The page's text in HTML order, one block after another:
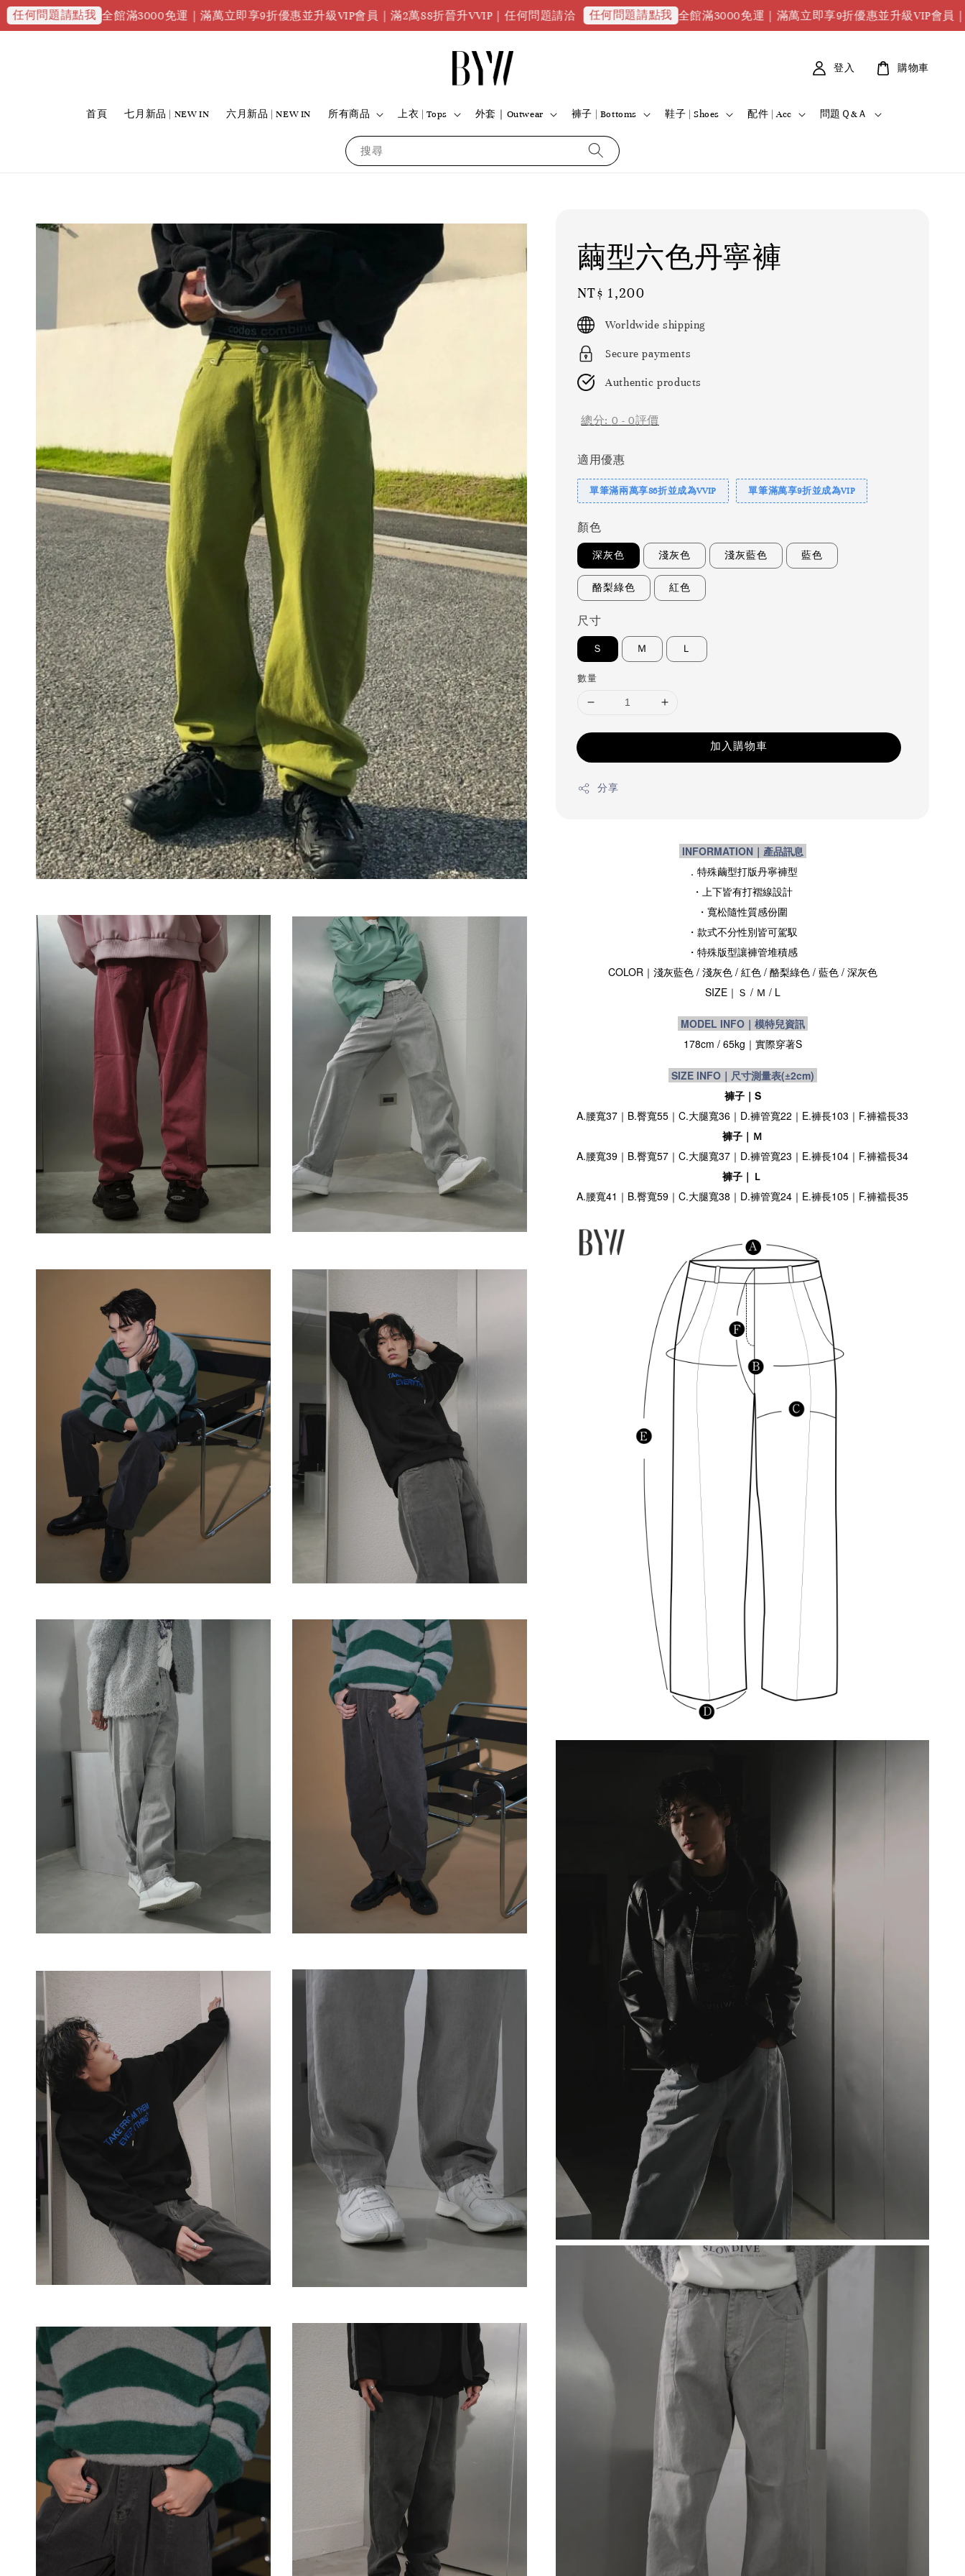
請點我 全館滿3000免運｜滿萬立即享9折優惠並升級VIP會員｜滿2萬88折晉升VVIP｜任何問題請洽 任何問題請點我 全館滿3000免運｜滿萬立即享9折優惠並升級VIP會員｜滿2萬
搜尋
首頁 七月新品 | NEW IN 六月新品 | NEW IN 所有商品 上衣 | Tops 外套｜Outwear 褲子 | Bottoms 鞋子 | Shoes 配件 | Acc 問題Ｑ&Ａ
登入 購物車
繭型六色丹寧褲
Regular
price
NT$ 1,200
Worldwide shipping
Secure payments
Authentic products
總分: 0 -0評價
適用優惠
單筆滿兩萬享86折並成為VVIP 單筆滿萬享9折並成為VIP
顏色
深灰色 淺灰色 淺灰藍色 藍色
酪梨綠色 紅色
尺寸
Ｓ Ｍ Ｌ
數量
加入購物車
分享
INFORMATION｜產品訊息
．特殊繭型打版丹寧褲型
・上下皆有打褶線設計
・寬松隨性質感份圍
・款式不分性別皆可駕馭
・特殊版型讓褲管堆積感
COLOR｜淺灰藍色 / 淺灰色 / 紅色 / 酪梨綠色 / 藍色 / 深灰色
SIZE｜Ｓ / Ｍ / L
MODEL INFO｜模特兒資訊
178cm / 65kg｜實際穿著S
SIZE INFO｜尺寸測量表(±2cm)
褲子｜S
A.腰寬37｜B.臀寬55｜C.大腿寬36｜D.褲管寬22｜E.褲長103｜F.褲襠長33
褲子｜Ｍ
A.腰寬39｜B.臀寬57｜C.大腿寬37｜D.褲管寬23｜E.褲長104｜F.褲襠長34
褲子｜Ｌ
A.腰寬41｜B.臀寬59｜C.大腿寬38｜D.褲管寬24｜E.褲長105｜F.褲襠長35